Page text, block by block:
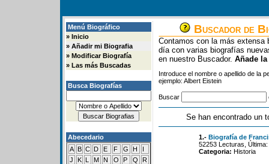
Menú Biográfico
» Inicio
» Añadir mi Biografia
» Modificar Biografía
» Las más Buscadas
Busca Biografías
Abecedario
A B C D E F G H
I
J
K L M N O P Q
R
Buscador de
Contamos con la más extensa
día con varias biografías
en nuestro Buscador. Añade
Introduce el nombre o apellido de la
ejemplo: Albert Eistein
Buscar
Se han encontrado un
1.- Biografía de
52253 Lecturas,
Categoria: Historia